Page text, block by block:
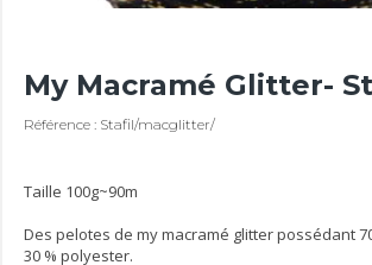
My Macramé Glitter-
Référence : Stafil/macglitter/
Taille 100g~90m
Des pelotes de my macramé glitter possédant
30 % polyester.